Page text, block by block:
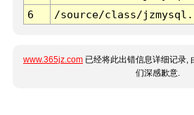
6
/source/class/
www.365jz.com 已经将此出错信息详细记录,
们深感歉意.